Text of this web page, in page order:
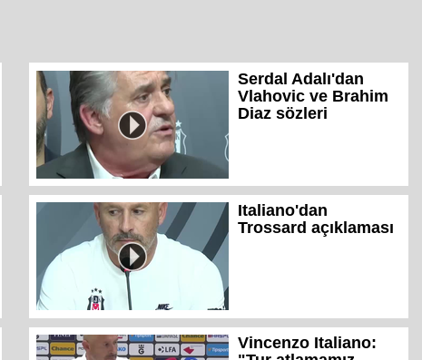
Serdal Adalı'dan
Vlahovic ve Brahim
Diaz sözleri
Italiano'dan
Trossard açıklaması
Vincenzo Italiano: